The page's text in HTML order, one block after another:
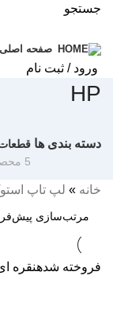
جستجو
صفحه اصلی
ورود / ثبت نام
HP
دسته بندی ها
5 محصول
خانه » لپ تاپ
فروخته شدهنقره